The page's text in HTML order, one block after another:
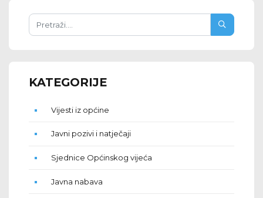
KATEGORIJE
Vijesti iz općine
Javni pozivi i natječaji
Sjednice Općinskog vijeća
Javna nabava